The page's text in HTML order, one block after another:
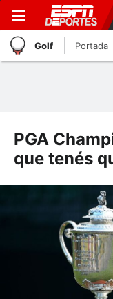
Golf Portada
PGA
que tenés